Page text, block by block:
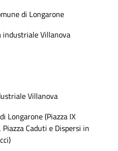
di Longarone
industriale Villanova
Villanova
Longarone (Piazza IX
Caduti e Dispersi in